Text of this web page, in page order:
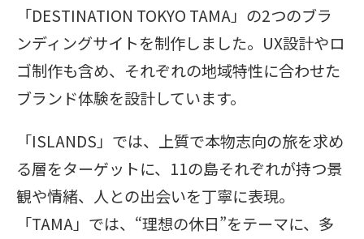
「DESTINATION TOKYO TAMA」の2つのブラ
ンディングサイトを制作しました。UX設計やロ
ゴ制作も含め、それぞれの地域特性に合わせた
ブランド体験を設計しています。
「ISLANDS」では、上質で本物志向の旅を求め
る層をターゲットに、11の島それぞれが持つ景
観や情緒、人との出会いを丁寧に表現。
「TAMA」では、“理想の休日”をテーマに、多